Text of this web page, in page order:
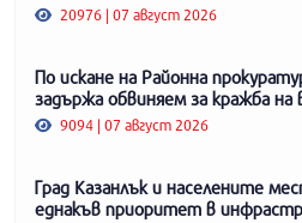
20976 | 07 август 2026
По искане на Районна
задържа обвиняем за кражба
9094 | 07 август 2026
Град Казанлък и населените
еднакъв приоритет в